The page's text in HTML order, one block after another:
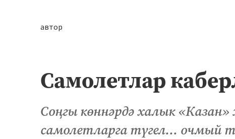
автор
Самолетлар
Соңгы көннәрдә халык
самолетларга түгел… очмый